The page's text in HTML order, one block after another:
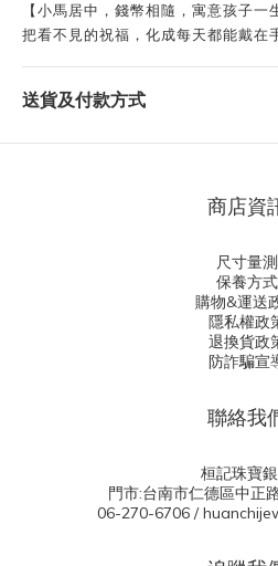
【小馬居中，錢幣相隨，寓意孩子一
把看不見的祝福，化成每天都能戴在
送貨及付款方式
商店資
尺寸量測
保養方式
購物&運送
隱私權政
退換貨政
防詐騙宣
聯絡我
桓記珠寶
門市:台南市仁德區中正
06-270-6706 /